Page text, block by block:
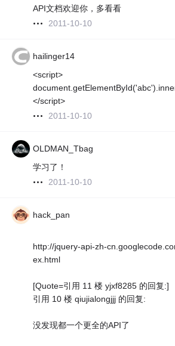
API文档欢迎你，多看看
2011-10-10
hailinger14
<script>
</script>
2011-10-10
OLDMAN_Tbag
学习了！
2011-10-10
hack_pan
http://jquery-api-zh-
ex.html
[Quote=引用 11 楼 yjxf8285 的回复:]
引用 10 楼 qiujialongjjj 的回复:
没发现都一个更全的API了